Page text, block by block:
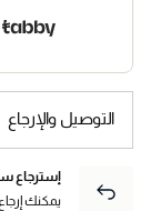
التوصيل والإرجاع
إسترجاع
يمكنك إرجاع